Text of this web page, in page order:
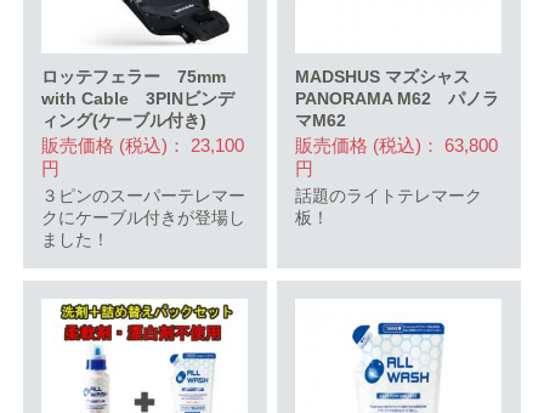
ロッテフェラー 75mm
with Cable 3PINビンデ
ィング(ケーブル付き)
販売価格 (税込)： 23,100
円
３ピンのスーパーテレマー
クにケーブル付きが登場し
ました！
MADSHUS マズシャス
PANORAMA M62 パノラ
マM62
販売価格 (税込)： 63,800
円
話題のライトテレマーク
板！